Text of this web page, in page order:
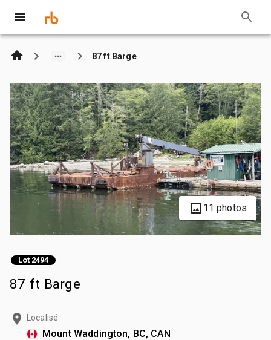
87 ft Barge
11 photos
Lot 2494
87 ft Barge
Localisé
Mount Waddington, BC, CAN